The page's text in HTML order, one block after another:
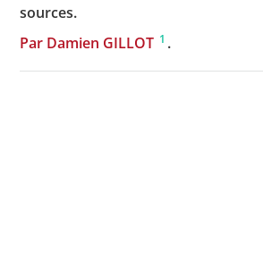
sources.
Par Damien GILLOT 1 .